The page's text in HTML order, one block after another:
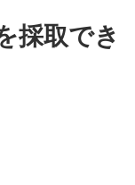
採取でき